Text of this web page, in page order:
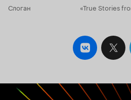
Слоган «True Stories